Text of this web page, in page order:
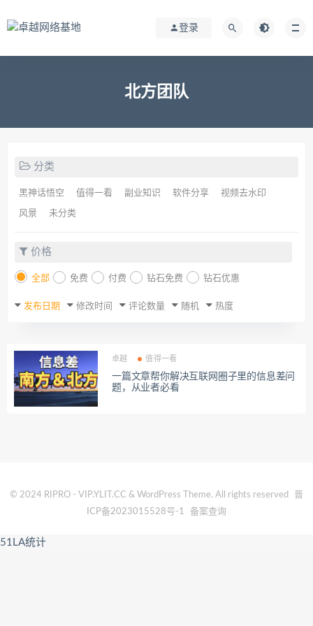
登录
北方团队
分类
黑神话悟空 值得一看 副业知识 软件分享 视频去水印
风景 未分类
价格
全部 免费 付费 钻石免费 钻石优惠
发布日期 修改时间 评论数量 随机 热度
卓越 值得一看
一篇文章帮你解决互联网圈子里的信息差问
题，从业者必看
© 2024 RIPRO - VIP.YLIT.CC & WordPress Theme. All rights reserved
晋
ICP备2023015528号-1
备案查询
51LA统计